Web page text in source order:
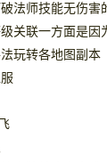
法师技能无伤害
玩转各地图副本